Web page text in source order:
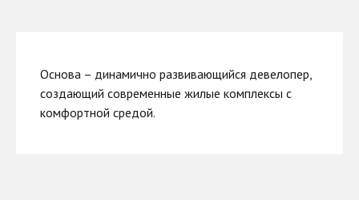
Основа – динамично развивающийся девелопер,
создающий современные жилые комплексы с
комфортной средой.